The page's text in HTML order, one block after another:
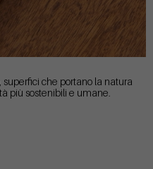
che portano la natura
più sostenibili e umane.